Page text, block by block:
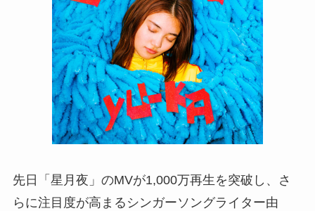
先日「星月夜」のMVが1,000万再生を突破し、さ
らに注目度が高まるシンガーソングライター由